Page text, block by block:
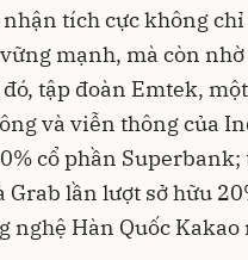
nhận tích cực không
mạnh, mà còn nhờ
tập đoàn Emtek, một
và viễn thông của
cổ phần
Grab lần lượt sở hữu
nghệ Hàn Quốc